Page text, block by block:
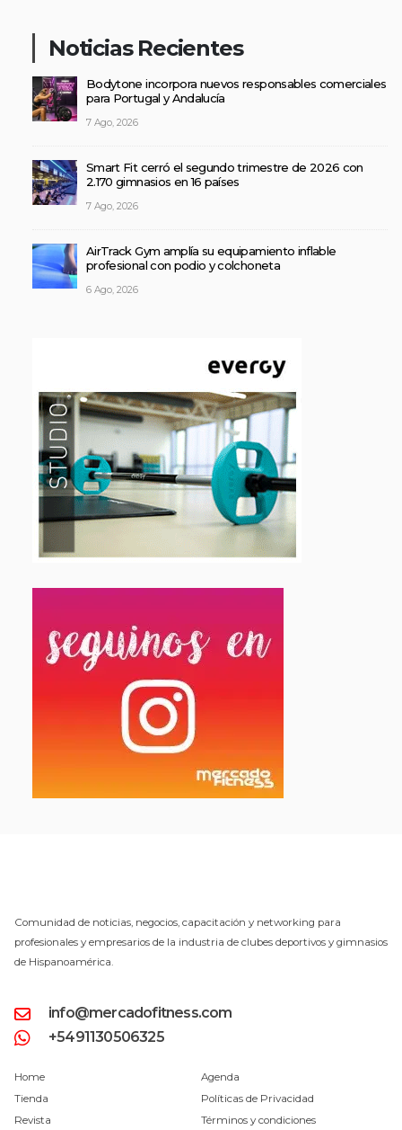
Noticias Recientes
Bodytone incorpora nuevos responsables comerciales
para Portugal y Andalucía
7 Ago, 2026
Smart Fit cerró el segundo trimestre de 2026 con
2.170 gimnasios en 16 países
7 Ago, 2026
AirTrack Gym amplía su equipamiento inflable
profesional con podio y colchoneta
6 Ago, 2026
Comunidad de noticias, negocios, capacitación y networking para
profesionales y empresarios de la industria de clubes deportivos y gimnasios
de Hispanoamérica.
info@mercadofitness.com
+5491130506325
Home
Tienda
Revista
Agenda
Políticas de Privacidad
Términos y condiciones